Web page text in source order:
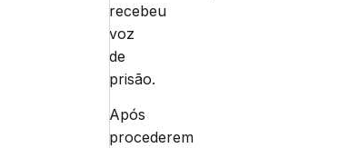
recebeu
voz
de
prisão.
Após
procederem